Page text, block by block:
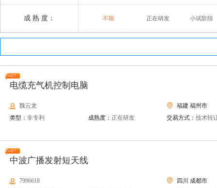
成 熟 度： 不限 正在研发 小试阶段
电缆充气机控制电脑
魏云龙
福建 福州市
类型： 非专利 成熟度： 正在研发 交易方式： 技术转
中波广播发射短天线
7996618
四川 成都市